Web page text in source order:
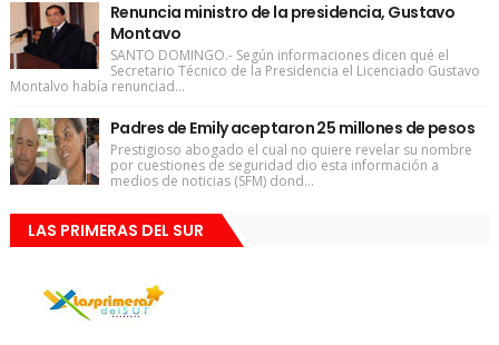
Renuncia ministro de la presidencia, Gustavo
Montavo
SANTO DOMINGO.- Según informaciones dicen qué el
Secretario Técnico de la Presidencia el Licenciado Gustavo
Montalvo había renunciad...
Padres de Emily aceptaron 25 millones de pesos
Prestigioso abogado el cual no quiere revelar su nombre
por cuestiones de seguridad dio esta información a
medios de noticias (SFM) dond...
LAS PRIMERAS DEL SUR